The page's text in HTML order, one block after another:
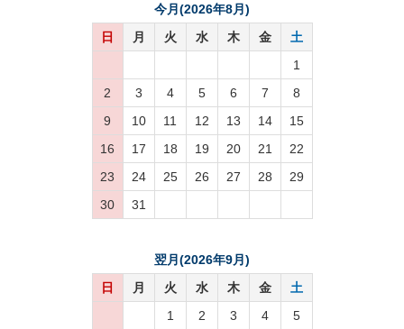
今月(2026年8月)
日
月 火 水 木 金
土
1
2
3 4 5 6 7
8
9
10 11 12 13 14
15
16
17 18 19 20 21
22
23
24 25 26 27 28
29
30
31
翌月(2026年9月)
日
月 火 水 木 金
土
1
2 3 4
5